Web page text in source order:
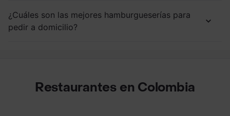
¿Cuáles son las mejores hamburgueserías para
pedir a domicilio?
Restaurantes en Colombia